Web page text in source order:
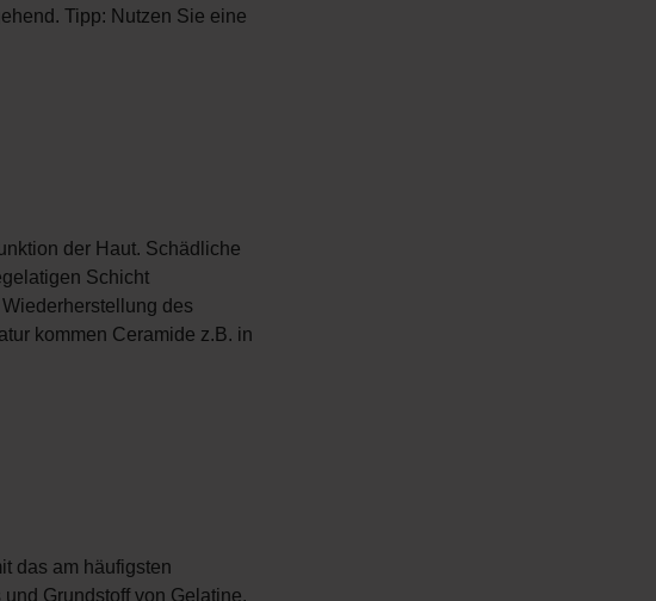
Tipp: Nutzen Sie eine
der Haut. Schädliche
Schicht
des
kommen Ceramide z.B. in
das am häufigsten
Grundstoff von Gelatine.